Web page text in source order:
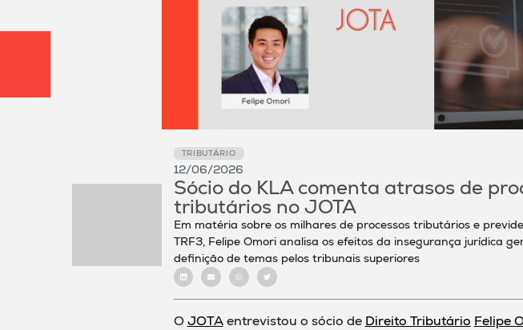
TRIBUTÁRIO
12/06/2026
Sócio do KLA comenta atrasos de
tributários no JOTA
Em matéria sobre os milhares de processos tributários e
TRF3, Felipe Omori analisa os efeitos da insegurança jurídica
definição de temas pelos tribunais superiores
OJOTAentrevistou o sócio de Direito Tributário Felipe